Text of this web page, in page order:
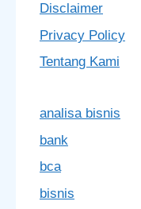
Disclaimer
Privacy Policy
Tentang Kami
analisa bisnis
bank
bca
bisnis